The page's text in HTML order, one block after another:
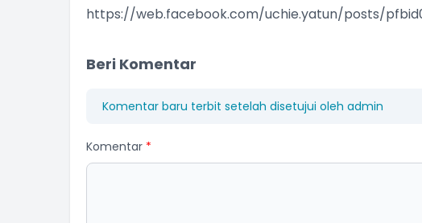
https://web.facebook.com/uchie.yatun/posts/
Beri Komentar
Komentar baru terbit setelah disetujui oleh admin
Komentar *